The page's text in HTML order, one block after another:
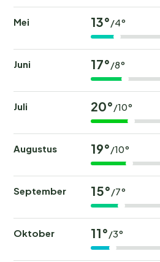
Mei 13° /4°
Juni 17° /8°
Juli 20° /10°
Augustus 19° /10°
September 15° /7°
Oktober 11° /3°